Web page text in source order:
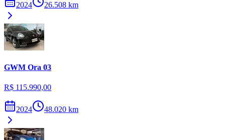
2024 26.508 km
GWM Ora 03
R$ 115.990,00
2024 48.020 km